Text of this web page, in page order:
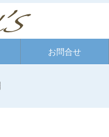
お問合せ